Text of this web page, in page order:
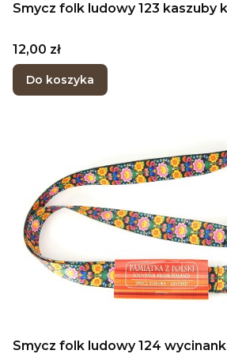
Smycz folk ludowy 123 kaszuby
Cena
12,00 zł
Do koszyka
Smycz folk ludowy 124